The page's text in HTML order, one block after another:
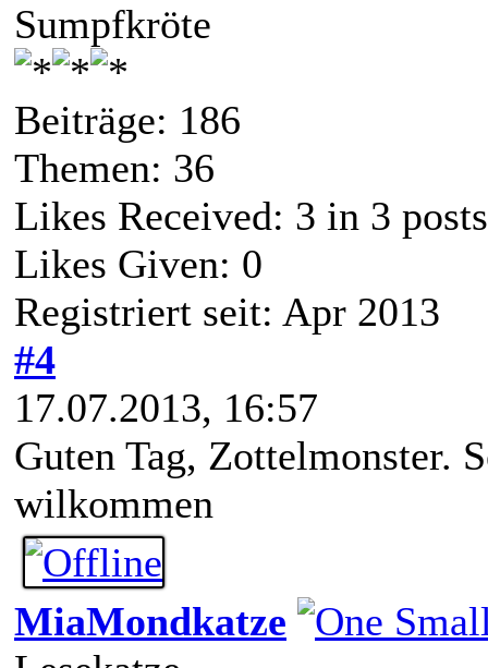
Sumpfkröte
Beiträge: 186
Themen: 36
Likes Received: 3 in 3 posts
Likes Given: 0
Registriert seit: Apr 2013
#4
17.07.2013, 16:57
Guten Tag, Zottelmonster.
wilkommen
MiaMondkatze